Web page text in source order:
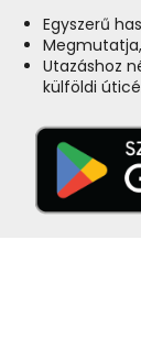
Egyszerű
Utazáshoz
külföldi